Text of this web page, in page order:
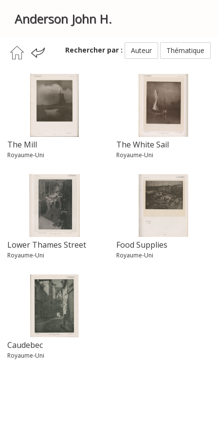
Anderson John H.
Rechercher par : Auteur Thématique
The Mill
Royaume-Uni
The White Sail
Royaume-Uni
Lower Thames Street
Royaume-Uni
Food Supplies
Royaume-Uni
Caudebec
Royaume-Uni